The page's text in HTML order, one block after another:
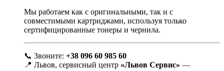
Мы работаем как с оригинальными, так и с
совместимыми картриджами, используя только
сертифицированные тонеры и чернила.
📞 Звоните: +38 096 60 985 60
📍 Львов, сервисный центр «Львов Сервис» —